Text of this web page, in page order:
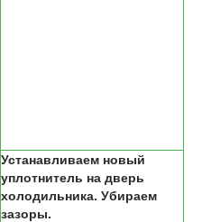
Устанавливаем новый
уплотнитель на дверь
холодильника. Убираем
зазоры.